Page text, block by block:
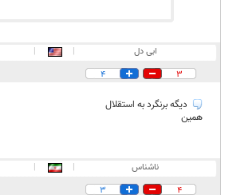
ابی دل |
|
3
4
دیگه برنگرد به استقلال
همین
ناشناس |
|
4
3